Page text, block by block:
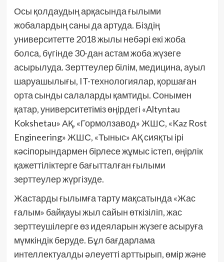
Осы қолдаудың арқасында ғылыми
жобалардың саны да артуда. Біздің
университетте 2018 жылы небәрі екі жоба
болса, бүгінде 30-дан астам жоба жүзеге
асырылуда. Зерттеулер білім, медицина, ауыл
шаруашылығы, IT-технологиялар, қоршаған
орта сынды салаларды қамтиды. Сонымен
қатар, университетіміз өңірдегі «Altyntau
Kokshetau» АҚ, «Гормолзавод» ЖШС, «Kaz Rost
Engineering» ЖШС, «Тыныс» АҚ сияқты ірі
кәсіпорындармен бірлесе жұмыс істеп, өңірлік
қажеттіліктерге бағытталған ғылыми
зерттеулер жүргізуде.
Жастарды ғылымға тарту мақсатында «Жас
ғалым» байқауы жыл сайын өткізіліп, жас
зерттеушілерге өз идеяларын жүзеге асыруға
мүмкіндік беруде. Бұл бағдарлама
интеллектуалды әлеуетті арттырып, өмір және